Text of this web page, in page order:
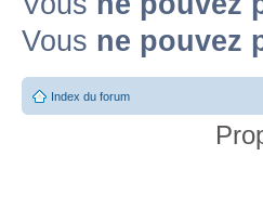
Vous ne pouvez
Index du forum